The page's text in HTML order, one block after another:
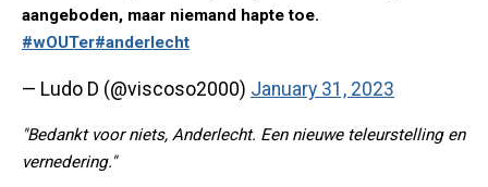
aangeboden, maar niemand hapte toe.
#wOUTer#anderlecht
— Ludo D (@viscoso2000) January 31, 2023
"Bedankt voor niets, Anderlecht. Een nieuwe teleurstelling en
vernedering."